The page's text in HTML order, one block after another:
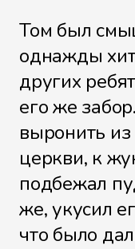
Файл 11
Файл 12
Файл 13
Том был
однажды
других
его же
выронить
церкви, к
подбежал
же, укусил
что было